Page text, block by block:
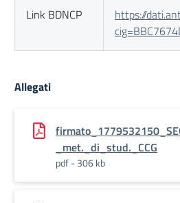
Link BDNCP
https://
Allegati
_met._di_stud._CCG
pdf - 306 kb